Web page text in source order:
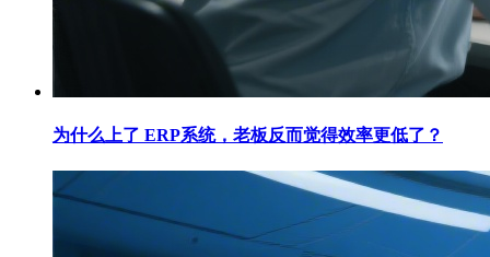
为什么上了 ERP系统，老板反而觉得效率更低了？